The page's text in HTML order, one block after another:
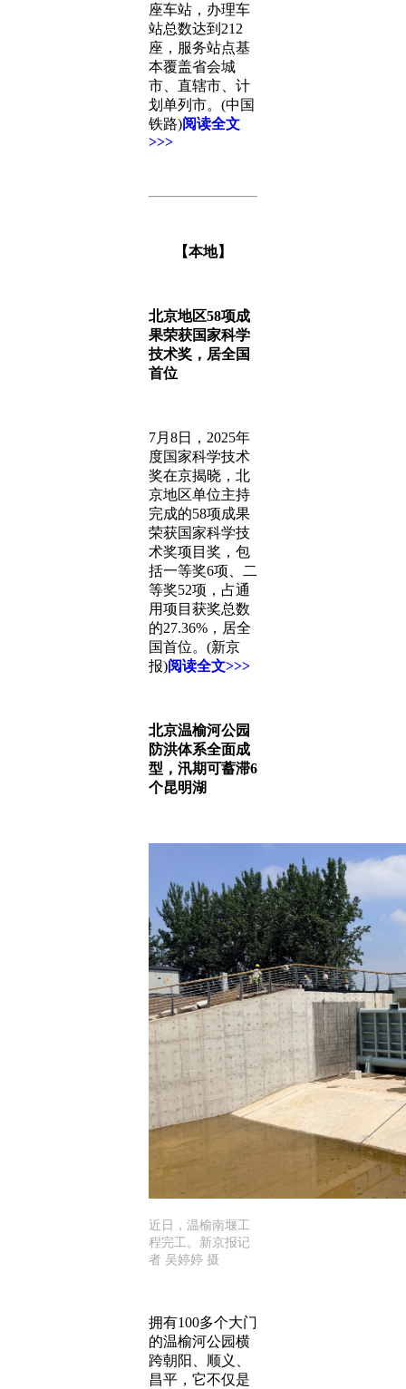
座车站，办理车
站总数达到212
座，服务站点基
本覆盖省会城
市、直辖市、计
划单列市。(中国
铁路)阅读全文
>>>
【本地】
北京地区58项成
果荣获国家科学
技术奖，居全国
首位
7月8日，2025年
度国家科学技术
奖在京揭晓，北
京地区单位主持
完成的58项成果
荣获国家科学技
术奖项目奖，包
括一等奖6项、二
等奖52项，占通
用项目获奖总数
的27.36%，居全
国首位。(新京
报)阅读全文>>>
北京温榆河公园
防洪体系全面成
型，汛期可蓄滞6
个昆明湖
近日，温榆南堰工
程完工。新京报记
者 吴婷婷 摄
拥有100多个大门
的温榆河公园横
跨朝阳、顺义、
昌平，它不仅是